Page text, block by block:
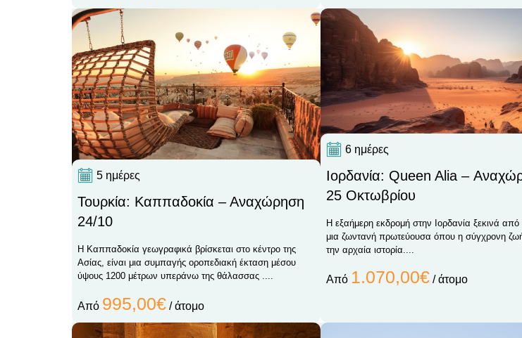
5 ημέρες
Τουρκία: Καππαδοκία – Αναχώρηση
24/10
Η Καππαδοκία γεωγραφικά βρίσκεται στο κέντρο της
Ασίας, είναι μια συμπαγής οροπεδιακή έκταση μέσου
ύψους 1200 μέτρων υπεράνω της θάλασσας ....
Από 995,00€ / άτομο
6 ημέρες
Ιορδανία: Queen Alia –
25 Οκτωβρίου
Η εξαήμερη εκδρομή στην Ιορδανία ξεκινά από
μια ζωντανή πρωτεύουσα όπου η σύγχρονη
την αρχαία ιστορία....
Από 1.070,00€/ άτομο